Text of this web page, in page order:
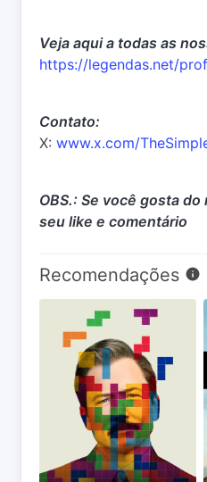
Veja aqui a todas as
https://legendas.net/
Contato:
X: www.x.com/
OBS.: Se você gosta
seu like e comentário
Recomendações